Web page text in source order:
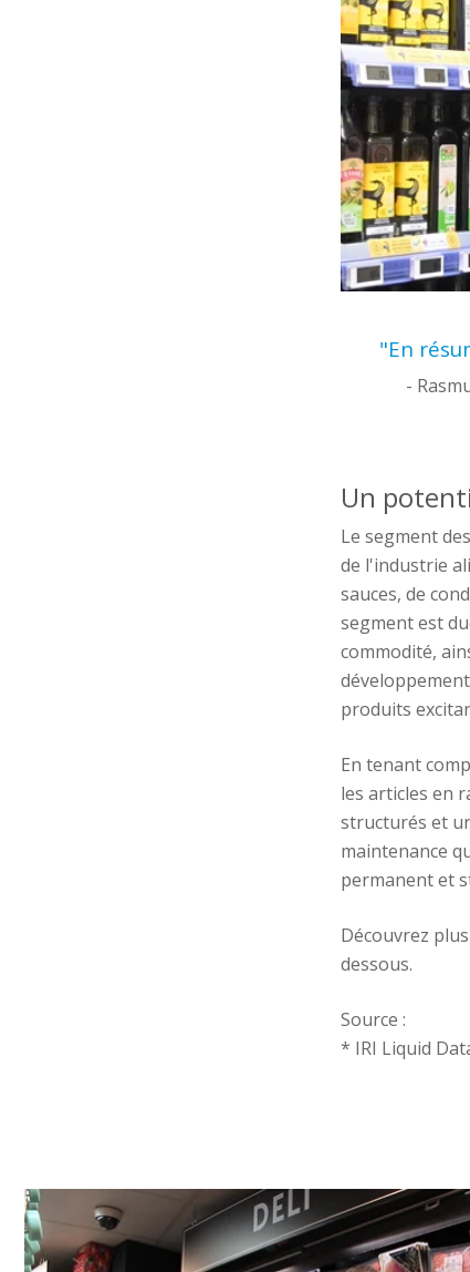
"En
-
Un
Le segment
de l'industrie
sauces, de
segment est
commodité,
produits
En tenant
les articles en
structurés et
maintenance
permanent et
Découvrez
dessous.
Source :
* IRI Liquid